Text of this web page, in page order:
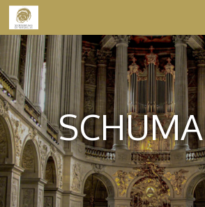
Skip to content